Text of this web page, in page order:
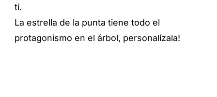
ti.
La estrella de la punta tiene todo el
protagonismo en el árbol, personalízala!